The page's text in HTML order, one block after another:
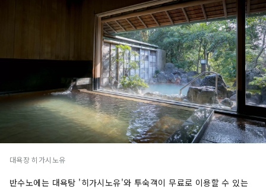
대욕장 히가시노유
반수노에는 대욕탕 '히가시노유'와 투숙객이 무료로 이용할 수 있는